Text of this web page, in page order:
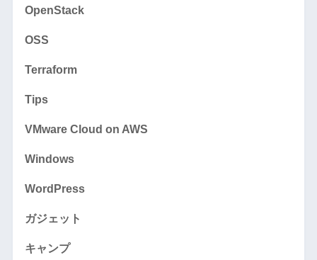
OpenStack
OSS
Terraform
Tips
VMware Cloud on AWS
Windows
WordPress
ガジェット
キャンプ